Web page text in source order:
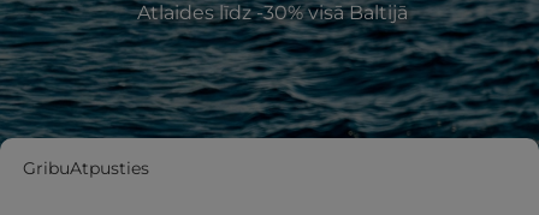
Atlaides līdz -30% visā Baltijā
GribuAtpusties